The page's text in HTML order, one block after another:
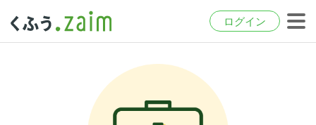
ログイン